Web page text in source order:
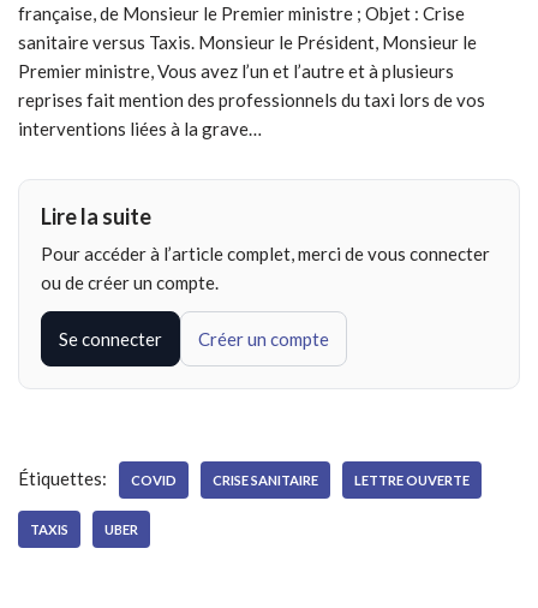
française, de Monsieur le Premier ministre ; Objet : Crise
sanitaire versus Taxis. Monsieur le Président, Monsieur le
Premier ministre, Vous avez l’un et l’autre et à plusieurs
reprises fait mention des professionnels du taxi lors de vos
interventions liées à la grave…
Lire la suite
Pour accéder à l’article complet, merci de vous connecter
ou de créer un compte.
Se connecter Créer un compte
Étiquettes: COVID CRISE SANITAIRE LETTRE OUVERTE
TAXIS UBER